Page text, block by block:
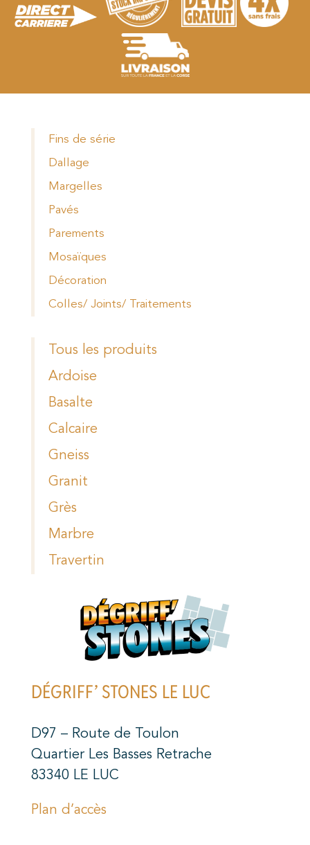
Fins de série
Dallage
Margelles
Pavés
Parements
Mosaïques
Décoration
Colles/ Joints/ Traitements
Tous les produits
Ardoise
Basalte
Calcaire
Gneiss
Granit
Grès
Marbre
Travertin
DÉGRIFF’ STONES LE LUC
D97 – Route de Toulon
Quartier Les Basses Retrache
83340 LE LUC
Plan d’accès